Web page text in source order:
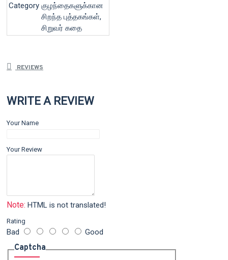
Category குழந்தைகளுக்கான
சிறந்த புத்தகங்கள்,
சிறுவர் கதை
REVIEWS
WRITE A REVIEW
Your Name
Your Review
Note: HTML is not translated!
Rating
Bad Good
Captcha